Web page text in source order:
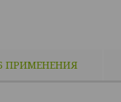
ПРИМЕНЕНИЯ